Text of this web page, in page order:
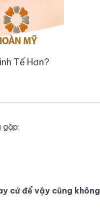
Tế Hơn?
gặp:
cứ để vậy cũng không